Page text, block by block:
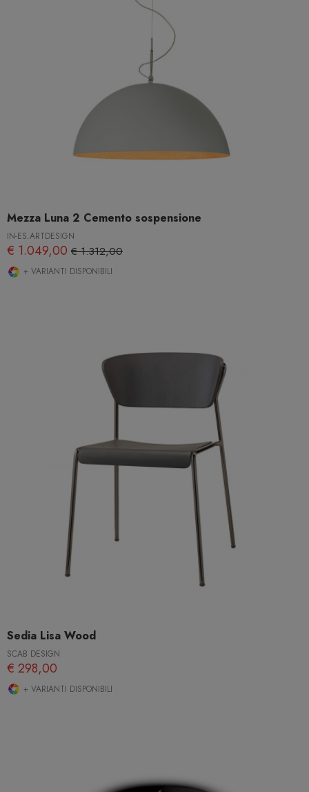
Mezza Luna 2 Cemento sospensione
IN-ES.ARTDESIGN
€ 1.049,00 € 1.312,00
+ VARIANTI DISPONIBILI
Sedia Lisa Wood
SCAB DESIGN
€ 298,00
+ VARIANTI DISPONIBILI